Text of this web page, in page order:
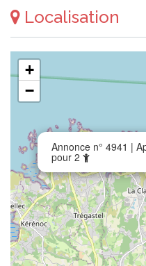
Localisation
Annonce n° 4941 |
pour 2
+
−